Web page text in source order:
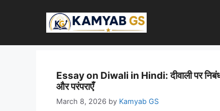
Essay on Diwali in Hindi: दीवाली पर निबंध:
और परंपराएँ
March 8, 2026 by Kamyab GS